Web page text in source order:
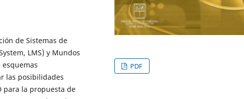
de Sistemas de
LMS) y Mundos
las posibilidades
para la propuesta de
PDF